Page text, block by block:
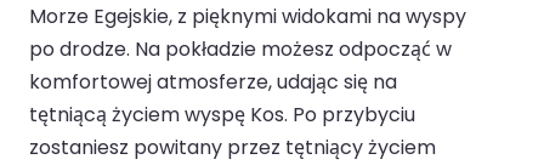
Morze Egejskie, z pięknymi widokami na wyspy
po drodze. Na pokładzie możesz odpocząć w
komfortowej atmosferze, udając się na
tętniącą życiem wyspę Kos. Po przybyciu
zostaniesz powitany przez tętniący życiem